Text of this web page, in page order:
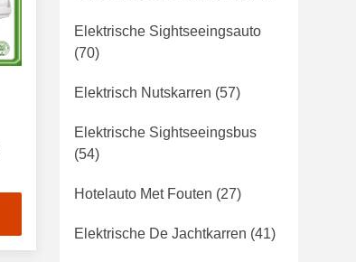
Elektrische Sightseeingsauto
(70)
Elektrisch Nutskarren (57)
Elektrische Sightseeingsbus
(54)
Hotelauto Met Fouten (27)
Elektrische De Jachtkarren (41)